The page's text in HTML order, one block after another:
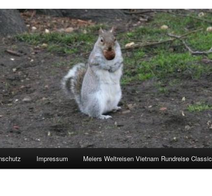
Impressum Meiers Weltreisen Vietnam Rundreise Classic